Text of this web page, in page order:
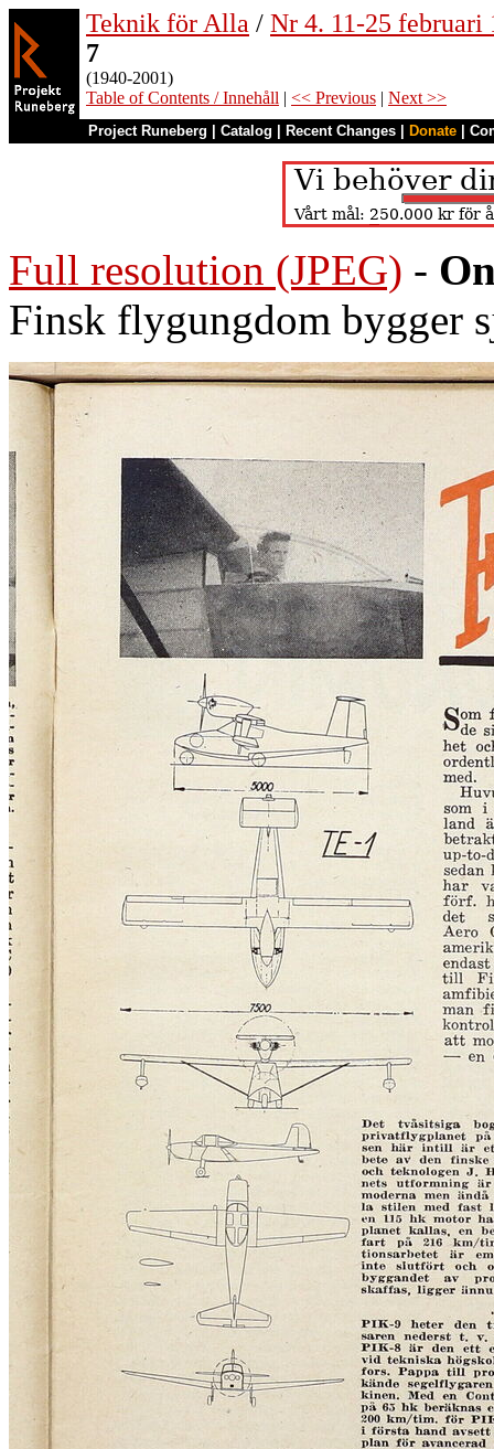
Teknik för Alla / Nr 4. 11-25 februari
7
(1940-2001)
Table of Contents / Innehåll | << Previous | Next >>
Project Runeberg Catalog Recent Changes Donate
Full resolution (JPEG) -
Finsk flygungdom bygger